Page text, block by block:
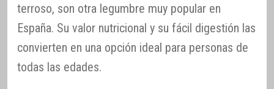
terroso, son otra legumbre muy popular en
España. Su valor nutricional y su fácil digestión las
convierten en una opción ideal para personas de
todas las edades.